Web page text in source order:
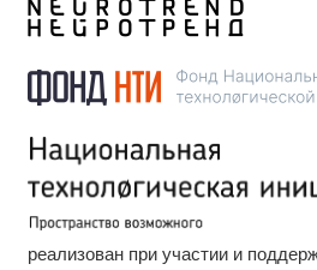
реализован при участии и